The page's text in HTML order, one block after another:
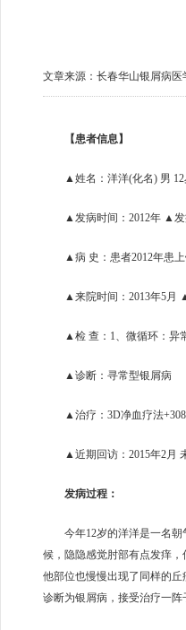
文章来源：长春华山银屑病医
【患者信息】
▲姓名：洋洋(化名) 男 12
▲发病时间：2012年 ▲发
▲病 史：患者2012年患上
▲来院时间：2013年5月 ▲
▲检 查：1、微循环：异常
▲诊断：寻常型银屑病
▲治疗：3D净血疗法
▲近期回访：2015年2月
发病过程：
今年12岁的洋洋是一名朝
候，隐隐感觉肘部有点发痒
他部位也慢慢出现了同样的
诊断为银屑病，接受治疗一阵